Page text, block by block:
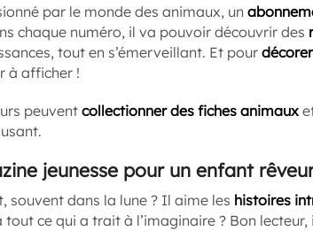
par le monde des animaux, un
chaque numéro, il va pouvoir découvrir des
tout en s’émerveillant. Et pour
à afficher !
peuventcollectionner des fiches animaux
jeunesse pour un enfant
souvent dans la lune ? Il aime les histoires
ce qui a trait à l’imaginaire ? Bon